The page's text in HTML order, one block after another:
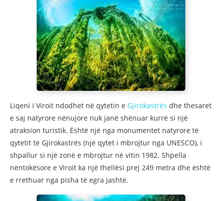
Liqeni i Viroit ndodhet në qytetin e Gjirokastrës dhe thesaret
e saj natyrore nënujore nuk janë shënuar kurrë si një
atraksion turistik. Është një nga monumentet natyrore të
qytetit të Gjirokastrës (një qytet i mbrojtur nga UNESCO), i
shpallur si një zonë e mbrojtur në vitin 1982. Shpella
nëntokësore e Viroit ka një thellësi prej 249 metra dhe është
e rrethuar nga pisha të egra jashtë.